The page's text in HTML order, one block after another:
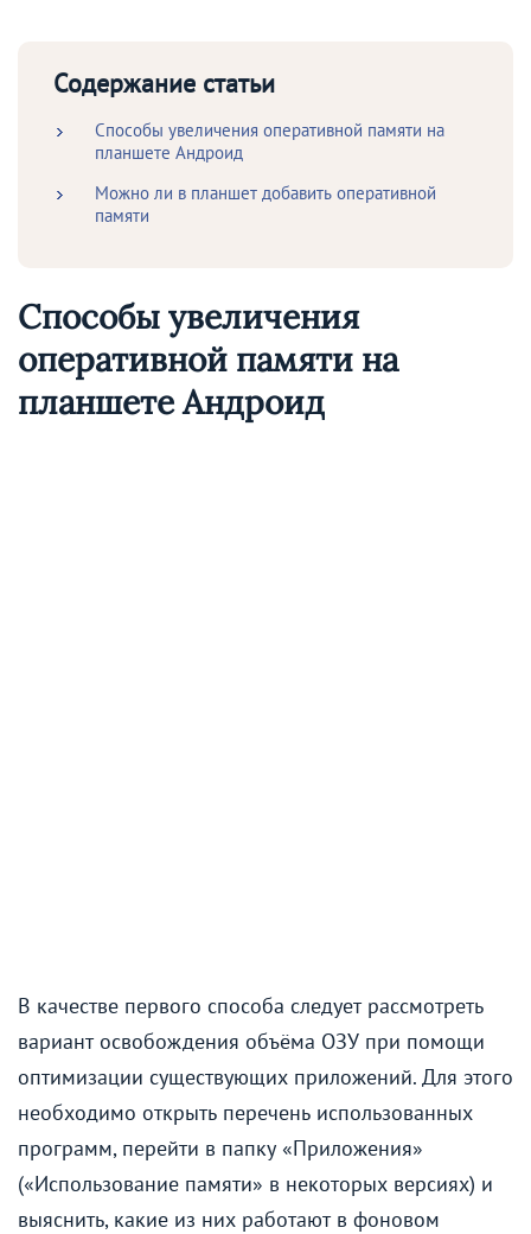
Содержание статьи
Способы увеличения оперативной памяти на
планшете Андроид
Можно ли в планшет добавить оперативной
памяти
Способы увеличения
оперативной памяти на
планшете Андроид
В качестве первого способа следует рассмотреть
вариант освобождения объёма ОЗУ при помощи
оптимизации существующих приложений. Для этого
необходимо открыть перечень использованных
программ, перейти в папку «Приложения»
(«Использование памяти» в некоторых версиях) и
выяснить, какие из них работают в фоновом